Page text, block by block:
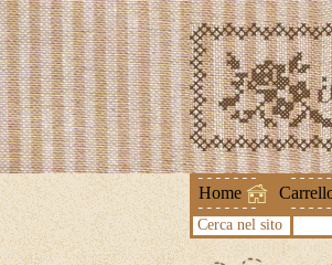
Home
Cerca nel sito